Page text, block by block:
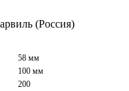
(Россия)
58 мм
100 мм
200